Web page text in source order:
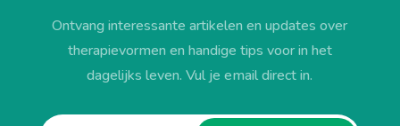
Ontvang interessante artikelen en updates over
therapievormen en handige tips voor in het
dagelijks leven. Vul je email direct in.